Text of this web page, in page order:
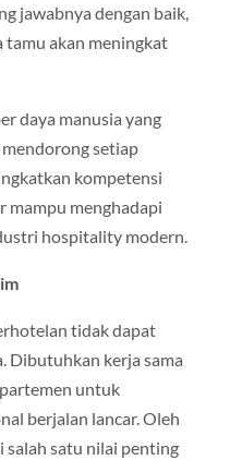
jawabnya dengan baik,
tamu akan meningkat
daya manusia yang
setiap
kompetensi
mampu menghadapi
hospitality modern.
tidak dapat
Dibutuhkan kerja sama
untuk
berjalan lancar. Oleh
salah satu nilai penting